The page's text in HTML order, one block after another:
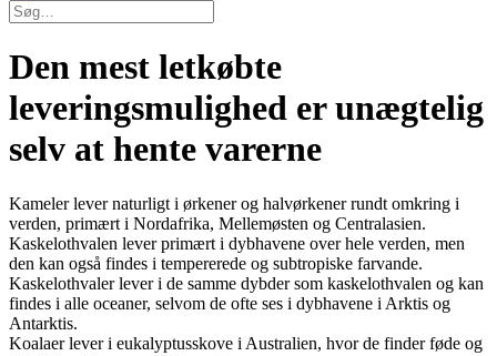
Den mest letkøbte
leveringsmulighed er unægtelig
selv at hente varerne
Kameler lever naturligt i ørkener og halvørkener rundt omkring i
verden, primært i Nordafrika, Mellemøsten og Centralasien.
Kaskelothvalen lever primært i dybhavene over hele verden, men
den kan også findes i tempererede og subtropiske farvande.
Kaskelothvaler lever i de samme dybder som kaskelothvalen og kan
findes i alle oceaner, selvom de ofte ses i dybhavene i Arktis og
Antarktis.
Koalaer lever i eukalyptusskove i Australien, hvor de finder føde og